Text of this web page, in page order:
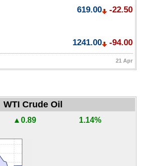
619.00
-22.50
1241.00 -94.00
21 Apr
WTI Crude Oil
▲0.89 1.14%